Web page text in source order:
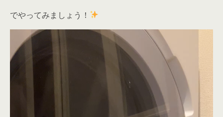
でやってみましょう！